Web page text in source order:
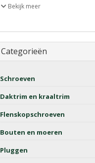
Bekijk meer
Categorieën
Schroeven
Daktrim en kraaltrim
Flenskopschroeven
Bouten en moeren
Pluggen